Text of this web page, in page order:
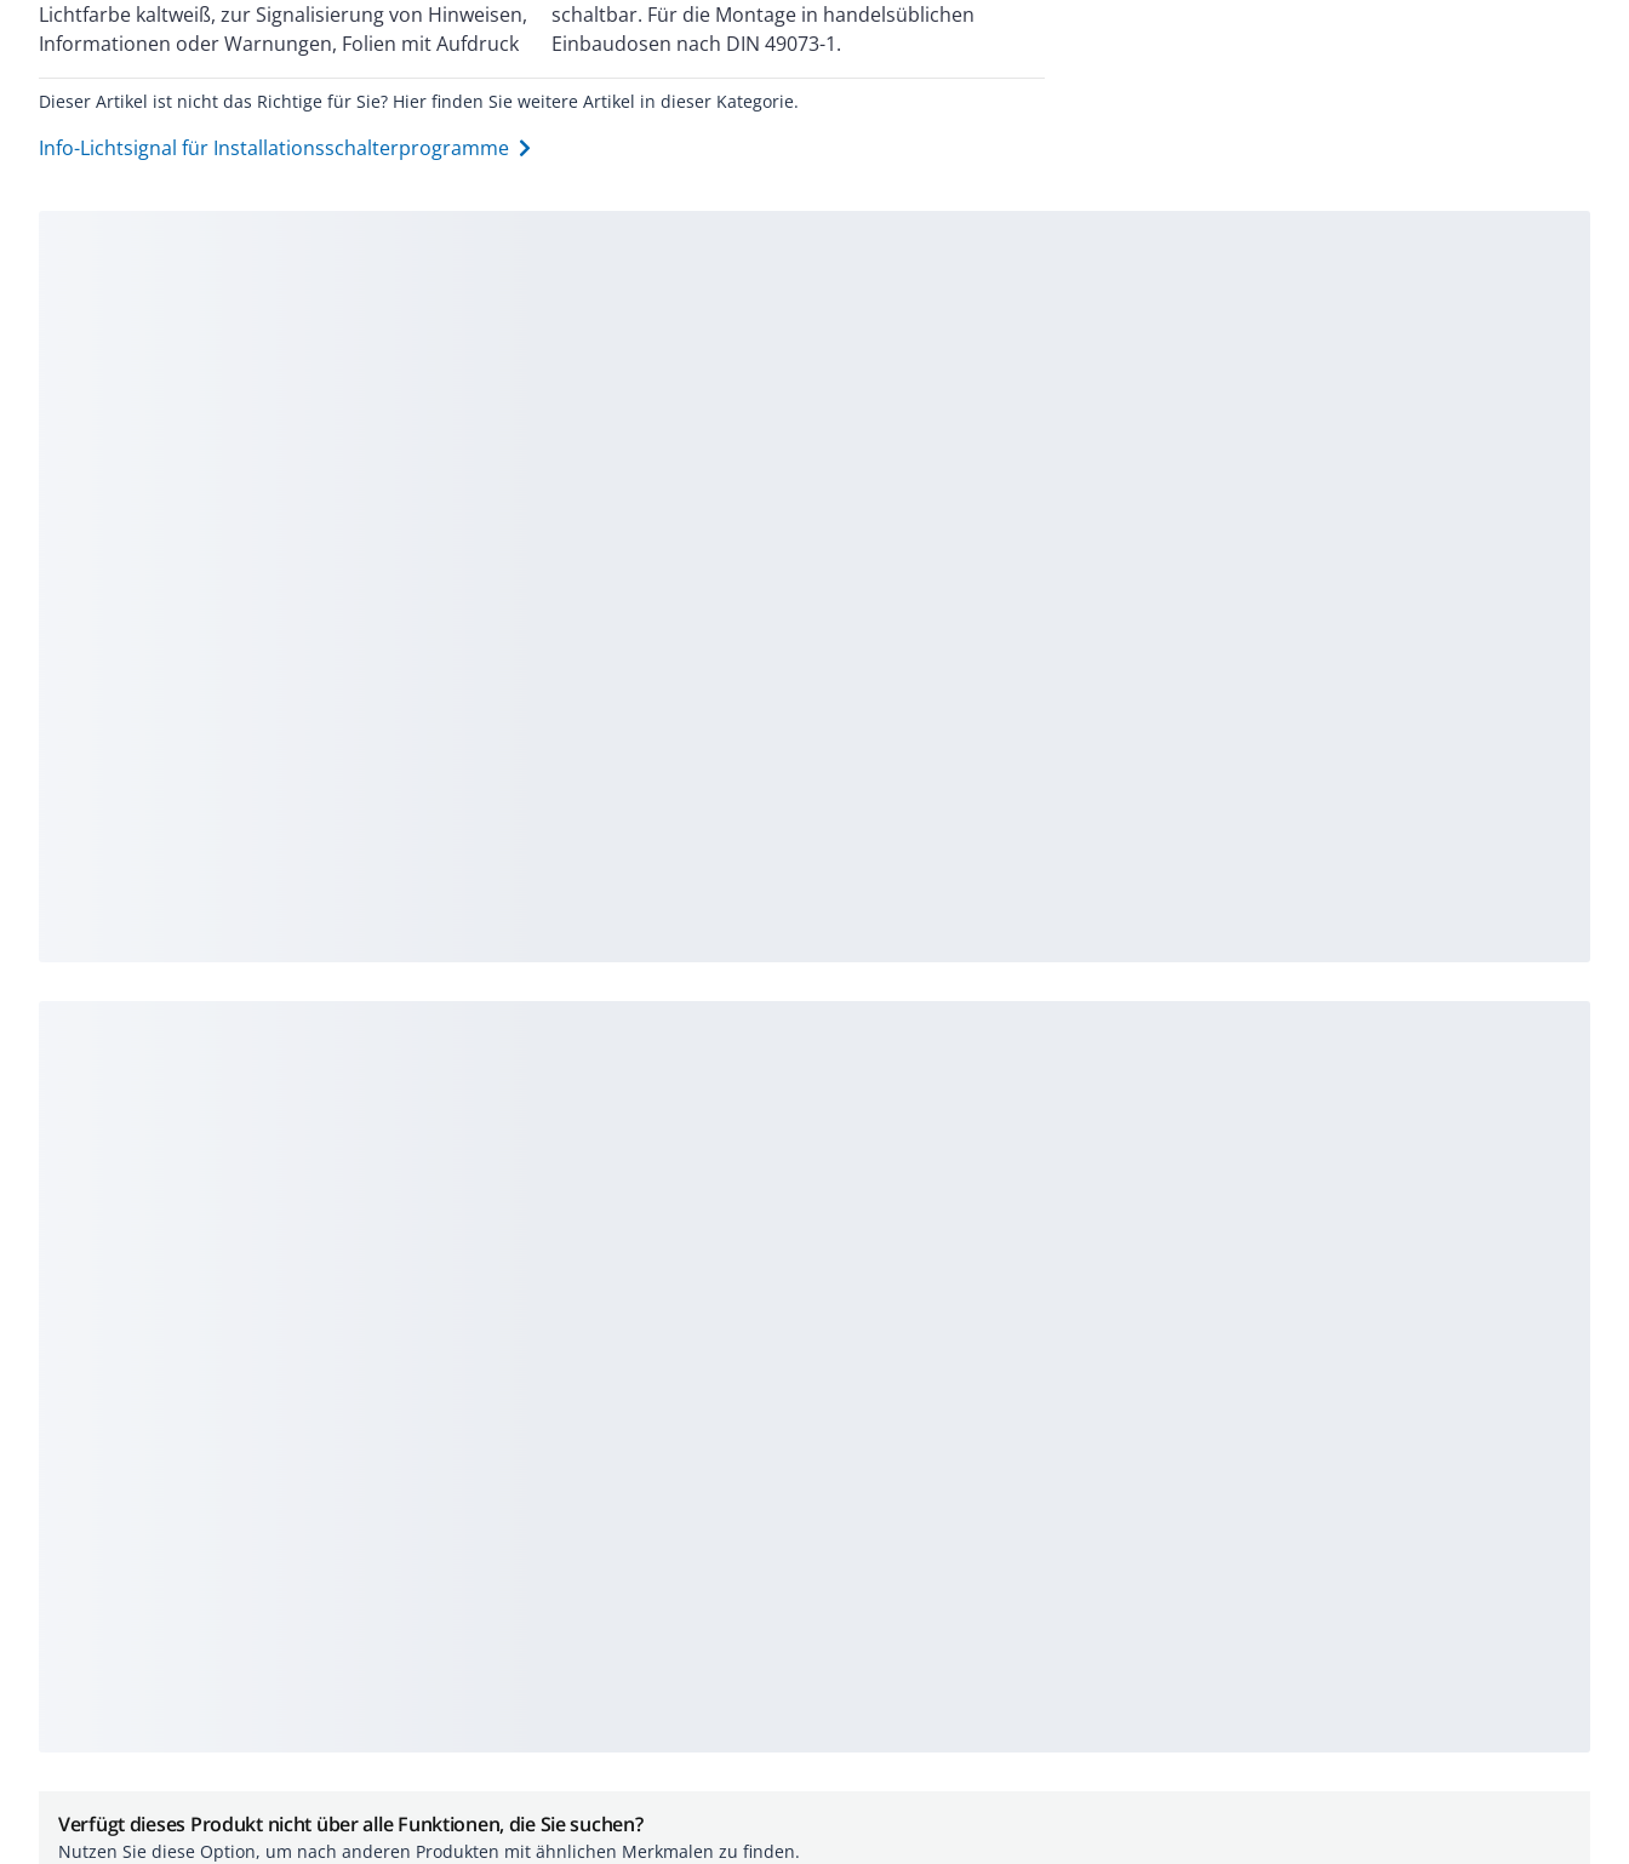
Lichtfarbe kaltweiß, zur Signalisierung von Hinweisen,
Informationen oder Warnungen, Folien mit Aufdruck
schaltbar. Für die Montage in handelsüblichen
Einbaudosen nach DIN 49073-1.
Dieser Artikel ist nicht das Richtige für Sie? Hier finden Sie weitere Artikel in dieser Kategorie.
Info-Lichtsignal für Installationsschalterprogramme
Verfügt dieses Produkt nicht über alle Funktionen, die Sie suchen?
Nutzen Sie diese Option, um nach anderen Produkten mit ähnlichen Merkmalen zu finden.